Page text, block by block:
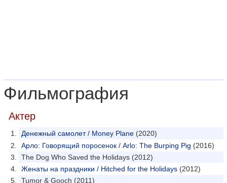
Фильмография
Актер
Денежный самолет / Money Plane (2020)
Арло: Говорящий поросенок / Arlo: The Burping Pig (2016)
The Dog Who Saved the Holidays (2012)
Женаты на праздники / Hitched for the Holidays (2012)
Tumor & Gooch (2011)